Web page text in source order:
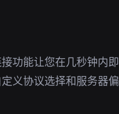
功能让您在几秒钟内即
义协议选择和服务器偏